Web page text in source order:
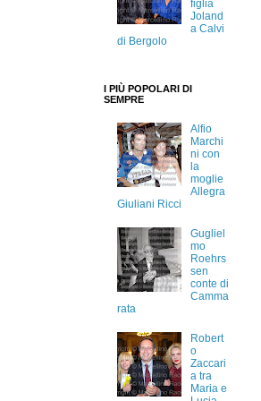
figlia
Joland
a Calvi
di Bergolo
I PIÙ POPOLARI DI
SEMPRE
Alfio
Marchi
ni con
la
moglie
Allegra
Giuliani Ricci
Gugliel
mo
Roehrs
sen
conte di
Camma
rata
Robert
o
Zaccari
a tra
Maria e